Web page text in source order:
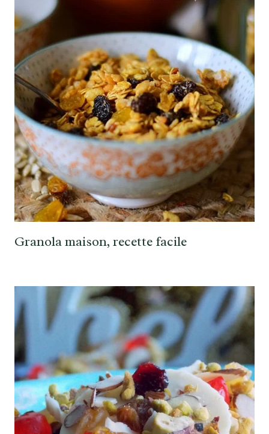
Granola maison, recette facile